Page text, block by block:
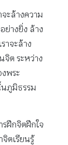
ะล้างความ
ย่างยิ่ง ล้าง
าจะล้าง
จิต ระหว่าง
พระ
ภูมิธรรม
ฝึกจิตฝึกใจ
ตเรียนรู้